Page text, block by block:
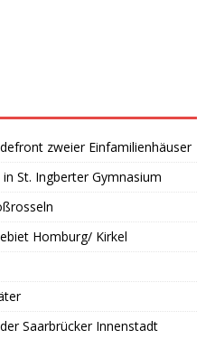
zweier Einfamilienhäuser
St. Ingberter Gymnasium
Homburg/ Kirkel
Saarbrücker Innenstadt